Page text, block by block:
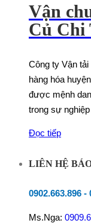
Vận
Củ Chi
Công ty Vận
hàng hóa
được mệnh
trong sự
Đọc tiếp
LIÊN HỆ
0902.663.896 -
Ms.Nga: